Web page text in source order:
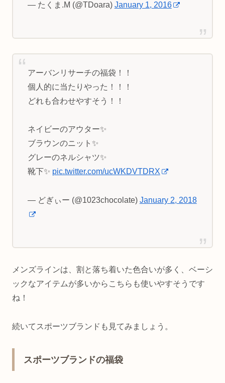
— たくま.M (@TDoara) January 1, 2016
アーバンリサーチの福袋！！
個人的に当たりやった！！！
どれも合わせやすそう！！
ネイビーのアウター✨
ブラウンのニット✨
グレーのネルシャツ✨
靴下✨ pic.twitter.com/ucWKDVTDRX
— どぎぃー (@1023chocolate) January 2, 2018
メンズラインは、割と落ち着いた色合いが多く、ベーシ
ックなアイテムが多いからこちらも使いやすそうです
ね！
続いてスポーツブランドも見てみましょう。
スポーツブランドの福袋